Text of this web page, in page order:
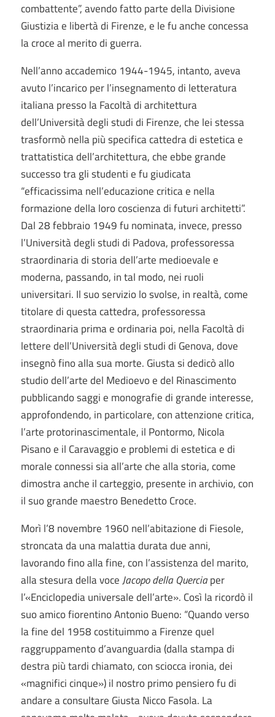
combattente”, avendo fatto parte della Divisione
Giustizia e libertà di Firenze, e le fu anche concessa
la croce al merito di guerra.
Nell’anno accademico 1944-1945, intanto, aveva
avuto l’incarico per l’insegnamento di letteratura
italiana presso la Facoltà di architettura
dell’Università degli studi di Firenze, che lei stessa
trasformò nella più specifica cattedra di estetica e
trattatistica dell’architettura, che ebbe grande
successo tra gli studenti e fu giudicata
“efficacissima nell’educazione critica e nella
formazione della loro coscienza di futuri architetti”.
Dal 28 febbraio 1949 fu nominata, invece, presso
l’Università degli studi di Padova, professoressa
straordinaria di storia dell’arte medioevale e
moderna, passando, in tal modo, nei ruoli
universitari. Il suo servizio lo svolse, in realtà, come
titolare di questa cattedra, professoressa
straordinaria prima e ordinaria poi, nella Facoltà di
lettere dell’Università degli studi di Genova, dove
insegnò fino alla sua morte. Giusta si dedicò allo
studio dell’arte del Medioevo e del Rinascimento
pubblicando saggi e monografie di grande interesse,
approfondendo, in particolare, con attenzione critica,
l’arte protorinascimentale, il Pontormo, Nicola
Pisano e il Caravaggio e problemi di estetica e di
morale connessi sia all’arte che alla storia, come
dimostra anche il carteggio, presente in archivio, con
il suo grande maestro Benedetto Croce.
Morì l’8 novembre 1960 nell’abitazione di Fiesole,
stroncata da una malattia durata due anni,
lavorando fino alla fine, con l’assistenza del marito,
alla stesura della voceJacopo della Querciaper
l’«Enciclopedia universale dell’arte». Così la ricordò il
suo amico fiorentino Antonio Bueno: “Quando verso
la fine del 1958 costituimmo a Firenze quel
raggruppamento d’avanguardia (dalla stampa di
destra più tardi chiamato, con sciocca ironia, dei
«magnifici cinque») il nostro primo pensiero fu di
andare a consultare Giusta Nicco Fasola. La